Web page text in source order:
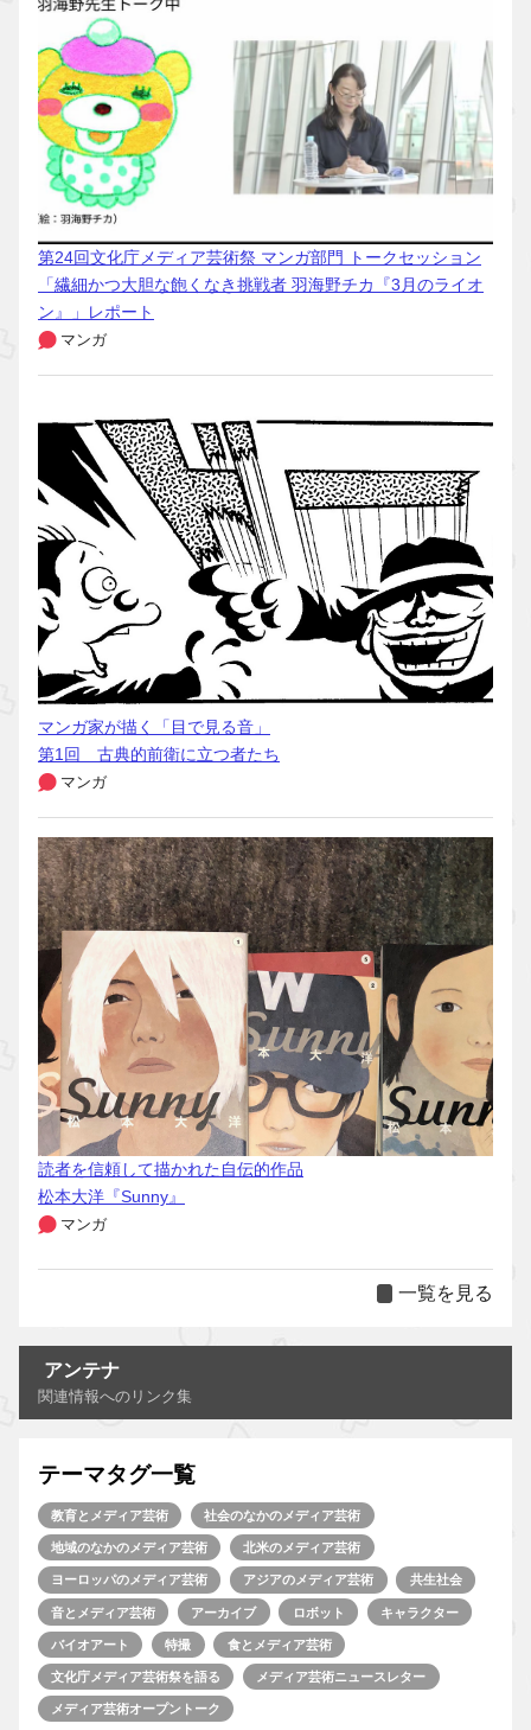
第24回文化庁メディア芸術祭 マンガ部門 トークセッション
「繊細かつ大胆な飽くなき挑戦者 羽海野チカ『3月のライオ
ン』」レポート
マンガ
マンガ家が描く「目で見る音」
第1回 古典的前衛に立つ者たち
マンガ
読者を信頼して描かれた自伝的作品
松本大洋『Sunny』
マンガ
一覧を見る
アンテナ
関連情報へのリンク集
テーマタグ一覧
教育とメディア芸術 社会のなかのメディア芸術
地域のなかのメディア芸術 北米のメディア芸術
ヨーロッパのメディア芸術 アジアのメディア芸術 共生社会
音とメディア芸術 アーカイブ ロボット キャラクター
バイオアート 特撮 食とメディア芸術
文化庁メディア芸術祭を語る メディア芸術ニュースレター
メディア芸術オープントーク